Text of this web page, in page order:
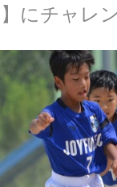
にチャレ